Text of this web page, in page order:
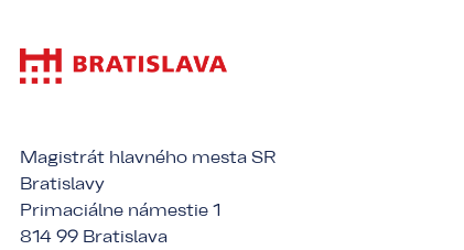
Magistrát hlavného mesta SR
Bratislavy
Primaciálne námestie 1
814 99 Bratislava